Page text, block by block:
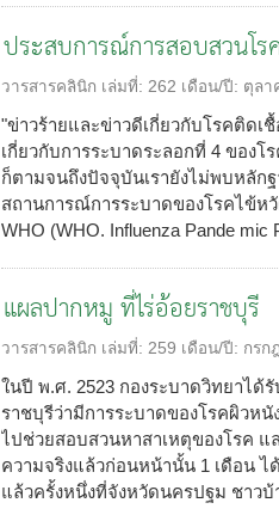
ประสบการณ์การสอบสวนโ
วารสารคลินิก เล่มที่: 262 เดือน/ปี: ตุลา
"ข่าวร้ายและข่าวดีเกี่ยวกับโรคติด
เกี่ยวกับการระบาดระลอกที่ 4 ของ
ก็ตามจนถึงปัจจุบันเรายังไม่พบหลัก
สถานการณ์การระบาดของโรคไข้ห
WHO (WHO. Influenza Pande mic
แผลปากหมู ที่ไร่อ้อยราชบุรี
วารสารคลินิก เล่มที่: 259 เดือน/ปี: กรก
ในปี พ.ศ. 2523 กองระบาดวิทยาได้
ราชบุรีว่ามีการระบาดของโรคผิวห
ไปช่วยสอบสวนหาสาเหตุของโรค
ความจริงแล้วก่อนหน้านั้น 1 เดือน
แล้วครั้งหนึ่งที่จังหวัดนครปฐม ชาว